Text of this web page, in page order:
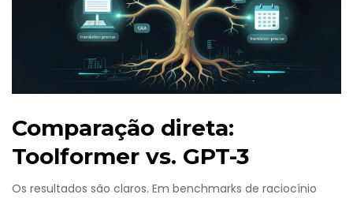
Comparação direta:
Toolformer vs. GPT-3
Os resultados são claros. Em benchmarks de raciocínio